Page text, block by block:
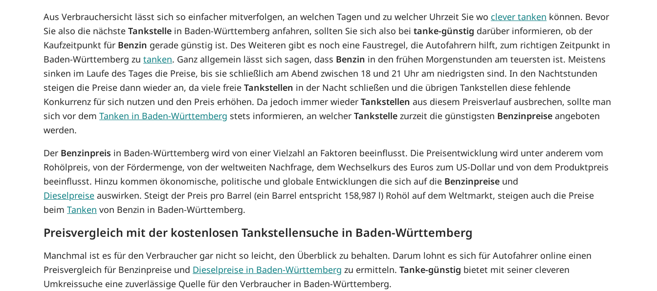
Aus Verbrauchersicht lässt sich so einfacher mitverfolgen, an welchen Tagen und zu welcher Uhrzeit Sie wo clever tanken können. Bevor
Sie also die nächsteTankstelle in Baden-Württemberg anfahren, sollten Sie sich also beitanke-günstig darüber informieren, ob der
Kaufzeitpunkt für Benzin gerade günstig ist. Des Weiteren gibt es noch eine Faustregel, die Autofahrern hilft, zum richtigen Zeitpunkt in
Baden-Württemberg zutanken. Ganz allgemein lässt sich sagen, dass Benzin in den frühen Morgenstunden am teuersten ist. Meistens
sinken im Laufe des Tages die Preise, bis sie schließlich am Abend zwischen 18 und 21 Uhr am niedrigsten sind. In den Nachtstunden
steigen die Preise dann wieder an, da viele freieTankstellen in der Nacht schließen und die übrigen Tankstellen diese fehlende
Konkurrenz für sich nutzen und den Preis erhöhen. Da jedoch immer wiederTankstellen aus diesem Preisverlauf ausbrechen, sollte man
sich vor demTanken in Baden-Württemberg stets informieren, an welcherTankstelle zurzeit die günstigsten Benzinpreise angeboten
werden.
Der Benzinpreis in Baden-Württemberg wird von einer Vielzahl an Faktoren beeinflusst. Die Preisentwicklung wird unter anderem vom
Rohölpreis, von der Fördermenge, von der weltweiten Nachfrage, dem Wechselkurs des Euros zum US-Dollar und von dem Produktpreis
beeinflusst. Hinzu kommen ökonomische, politische und globale Entwicklungen die sich auf die Benzinpreise und
Dieselpreise auswirken. Steigt der Preis pro Barrel (ein Barrel entspricht 158,987 l) Rohöl auf dem Weltmarkt, steigen auch die Preise
beimTanken von Benzin in Baden-Württemberg.
Preisvergleich mit der kostenlosen Tankstellensuche in Baden-Württemberg
Manchmal ist es für den Verbraucher gar nicht so leicht, den Überblick zu behalten. Darum lohnt es sich für Autofahrer online einen
Preisvergleich für Benzinpreise und Dieselpreise in Baden-Württemberg zu ermitteln.Tanke-günstig bietet mit seiner cleveren
Umkreissuche eine zuverlässige Quelle für den Verbraucher in Baden-Württemberg.